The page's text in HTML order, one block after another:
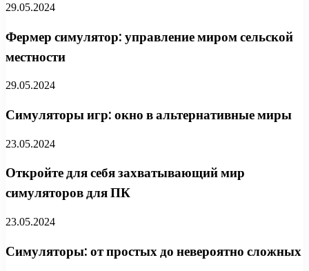
29.05.2024
Фермер симулятор: управление миром сельской
местности
29.05.2024
Симуляторы игр: окно в альтернативные миры
23.05.2024
Откройте для себя захватывающий мир
симуляторов для ПК
23.05.2024
Симуляторы: от простых до невероятно сложных